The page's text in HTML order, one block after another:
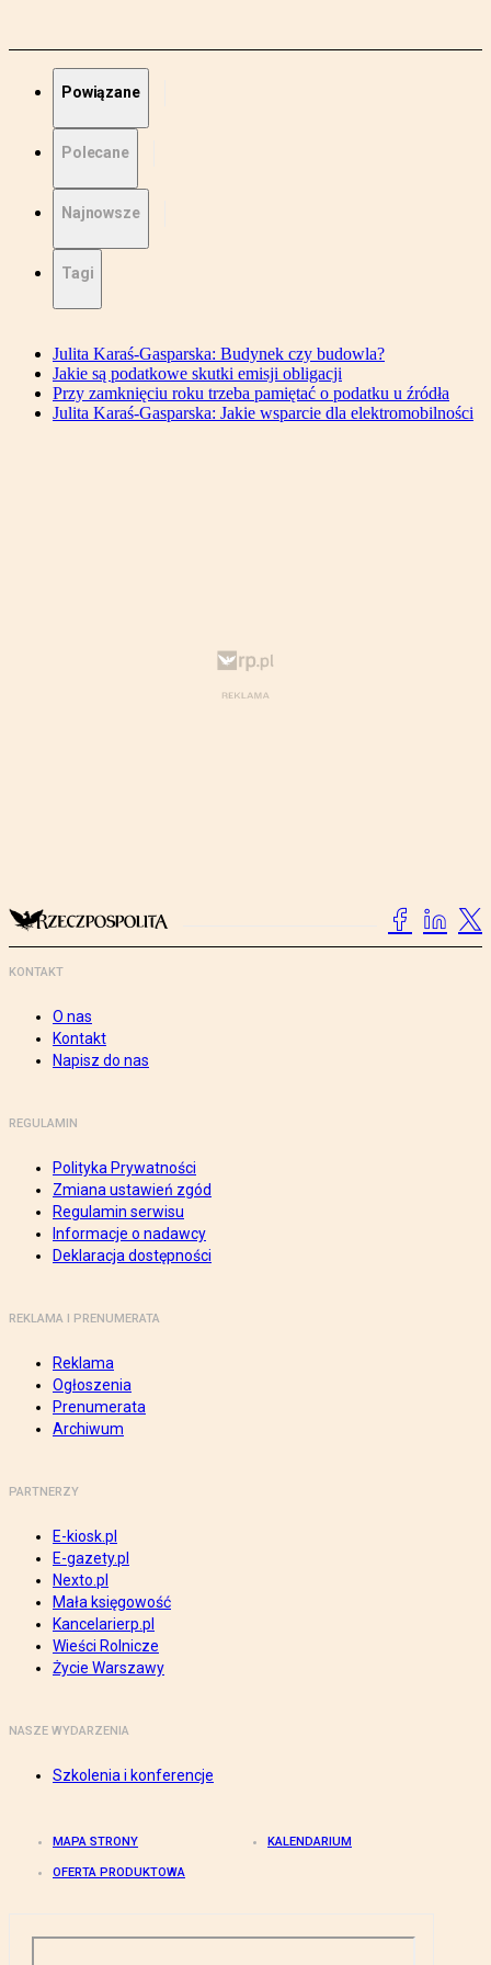
Powiązane
Polecane
Najnowsze
Tagi
Julita Karaś-Gasparska: Budynek czy budowla?
Jakie są podatkowe skutki emisji obligacji
Przy zamknięciu roku trzeba pamiętać o podatku u źródła
Julita Karaś-Gasparska: Jakie wsparcie dla elektromobilności
KONTAKT
O nas
Kontakt
Napisz do nas
REGULAMIN
Polityka Prywatności
Zmiana ustawień zgód
Regulamin serwisu
Informacje o nadawcy
Deklaracja dostępności
REKLAMA I PRENUMERATA
Reklama
Ogłoszenia
Prenumerata
Archiwum
PARTNERZY
E-kiosk.pl
E-gazety.pl
Nexto.pl
Mała księgowość
Kancelarierp.pl
Wieści Rolnicze
Życie Warszawy
NASZE WYDARZENIA
Szkolenia i konferencje
MAPA STRONY KALENDARIUM
OFERTA PRODUKTOWA